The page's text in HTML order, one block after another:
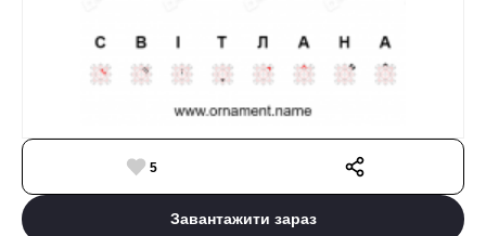
5
Завантажити зараз